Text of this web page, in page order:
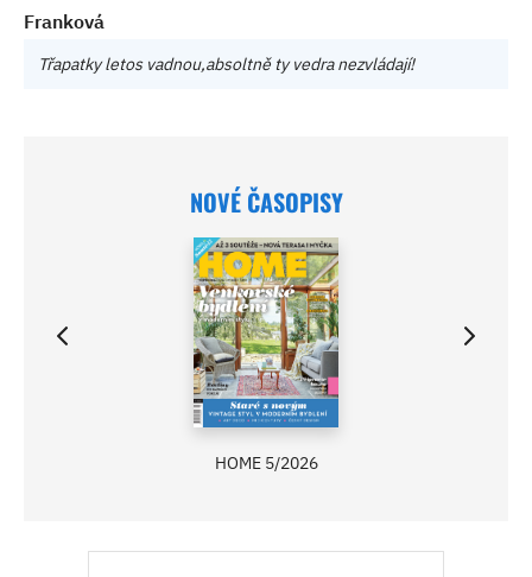
Franková
Třapatky letos vadnou,absoltně ty vedra nezvládají!
NOVÉ ČASOPISY
HOME 5/2026